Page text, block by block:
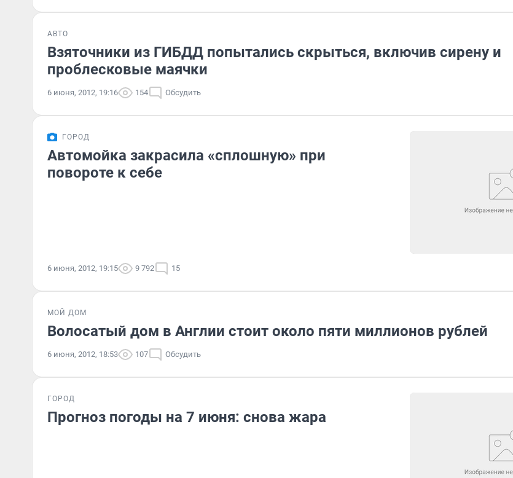
АВТО
Взяточники из ГИБДД попытались скрыться, включив сирену и
проблесковые маячки
6 июня, 2012, 19:16 154 Обсудить
ГОРОД
Автомойка закрасила «сплошную» при
повороте к себе
6 июня, 2012, 19:15 9 792 15
МОЙ ДОМ
Волосатый дом в Англии стоит около пяти миллионов рублей
6 июня, 2012, 18:53 107 Обсудить
ГОРОД
Прогноз погоды на 7 июня: снова жара